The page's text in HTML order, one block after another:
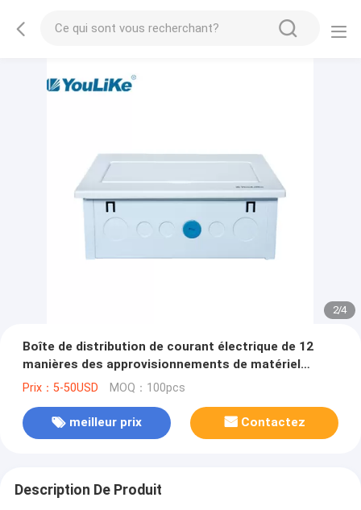
2/4
Boîte de distribution de courant électrique de 12
manières des approvisionnements de matériel
électrique
Prix：5-50USD MOQ：100pcs
meilleur prix Contactez
Description De Produit